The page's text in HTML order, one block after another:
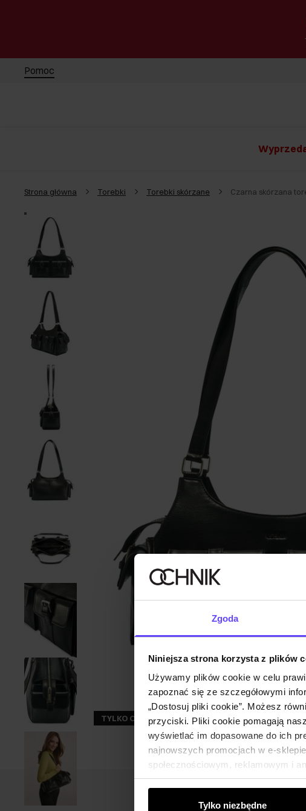
Zgoda
Niniejsza strona korzysta z plików
Używamy plików cookie w celu
zapoznać się ze szczegółowymi
„Dostosuj pliki cookie”. Możesz
przyciski. Pliki cookie pomagają
wyświetlać im dopasowane do ich
najnowszych promocjach w e-
społecznościowym, reklamowym i
od Ciebie lub uzyskanymi podczas
Tylko niezbędne
Pomoc
Strona główna Torebki Torebki skórzane Czarna skórzana
TYLKO ONLINE